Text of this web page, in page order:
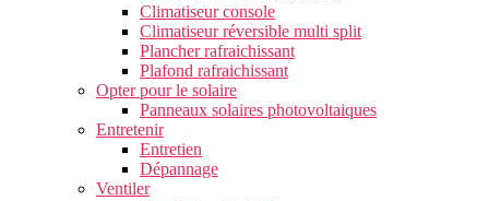
Climatiseur console
Climatiseur réversible multi split
Plancher rafraichissant
Plafond rafraichissant
Opter pour le solaire
Panneaux solaires photovoltaiques
Entretenir
Entretien
Dépannage
Ventiler